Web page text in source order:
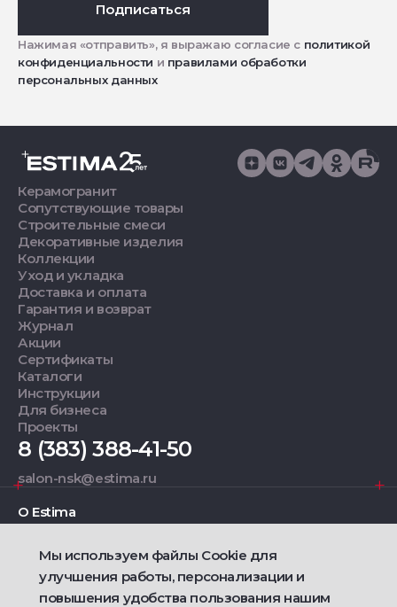
Подписаться
Нажимая «отправить», я выражаю согласие с политикой
конфиденциальности и правилами обработки
персональных данных
Керамогранит
Сопутствующие товары
Строительные смеси
Декоративные изделия
Коллекции
Уход и укладка
Доставка и оплата
Гарантия и возврат
Журнал
Акции
Сертификаты
Каталоги
Инструкции
Для бизнеса
Проекты
8 (383) 388-41-50
salon-nsk@estima.ru
О Estima
Дизайнерам
Мы используем файлы Cookie для
улучшения работы, персонализации и
повышения удобства пользования нашим